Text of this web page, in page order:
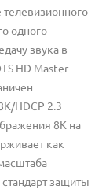
одного
звука в
HD Master
HDCP 2.3
8K на
как
защиты